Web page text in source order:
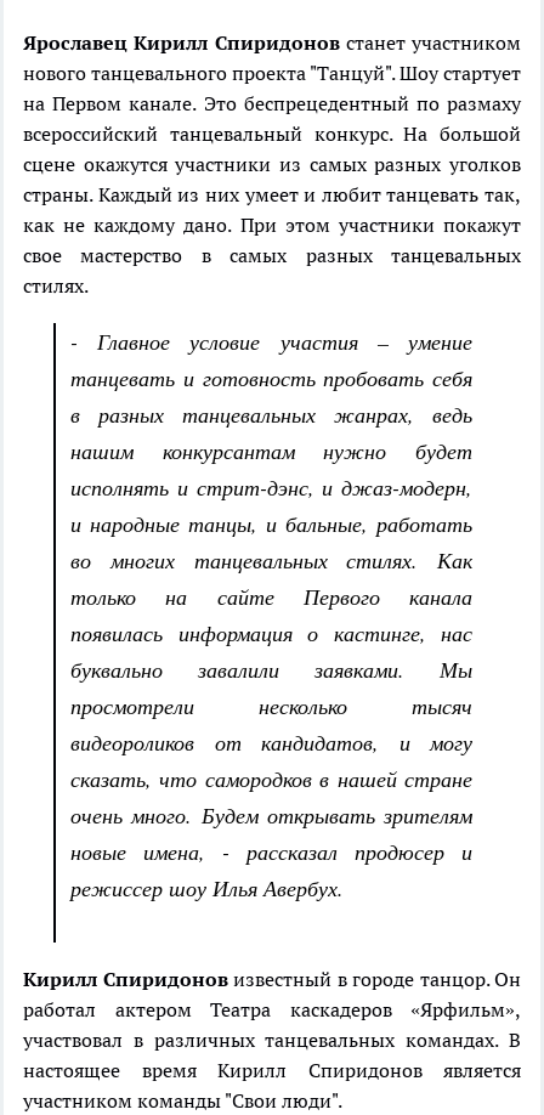
Ярославец Кирилл Спиридоновстанет участником
нового танцевального проекта "Танцуй". Шоу стартует
на Первом канале. Это беспрецедентный по размаху
всероссийский танцевальный конкурс. На большой
сцене окажутся участники из самых разных уголков
страны. Каждый из них умеет и любит танцевать так,
как не каждому дано. При этом участники покажут
свое мастерство в самых разных танцевальных
стилях.
- Главное условие участия – умение
танцевать и готовность пробовать себя
в разных танцевальных жанрах, ведь
нашим конкурсантам нужно будет
исполнять и стрит-дэнс, и джаз-модерн,
и народные танцы, и бальные, работать
во многих танцевальных стилях. Как
только на сайте Первого канала
появилась информация о кастинге, нас
буквально завалили заявками. Мы
просмотрели несколько тысяч
видеороликов от кандидатов, и могу
сказать, что самородков в нашей стране
очень много. Будем открывать зрителям
новые имена, - рассказал продюсер и
режиссер шоу Илья Авербух.
Кирилл Спиридоновизвестный в городе танцор. Он
работал актером Театра каскадеров «Ярфильм»,
участвовал в различных танцевальных командах. В
настоящее время Кирилл Спиридонов является
участником команды "Свои люди".